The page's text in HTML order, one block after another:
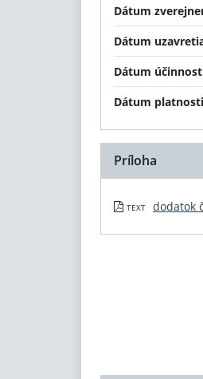
Dátum
Dátum
Dátum
Dátum
Príloha
TEXT dodatok